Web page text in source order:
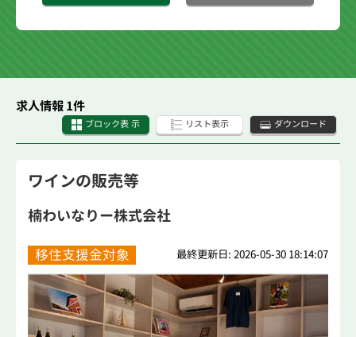
求人情報 1件
ブロック表 示 リスト表示 ダウンロード
ワインの販売等
楠わいなりー株式会社
移住支援金対象 最終更新日: 2026-05-30 18:14:07